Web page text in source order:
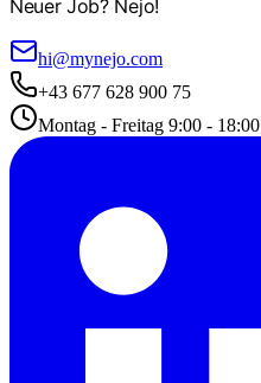
Neuer Job? Nejo!
hi@mynejo.com
+43 677 628 900 75
Montag - Freitag 9:00 - 18:00